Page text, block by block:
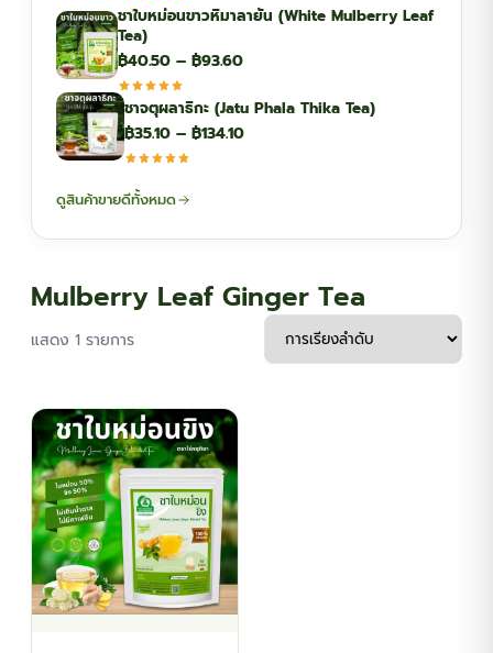
฿44.10
฿116.10
ชาใบหม่อนขาวหิมาลายัน (White Mulberry Leaf
Tea)
฿40.50 – ฿93.60Price
฿40.50
through
ชาจตุผลาธิกะ (Jatu Phala Thika Tea)
฿35.10 – ฿134.10Price
ดูสินค้าขายดีทั้งหมด
Mulberry Leaf Ginger Tea
แสดง 1 รายการ